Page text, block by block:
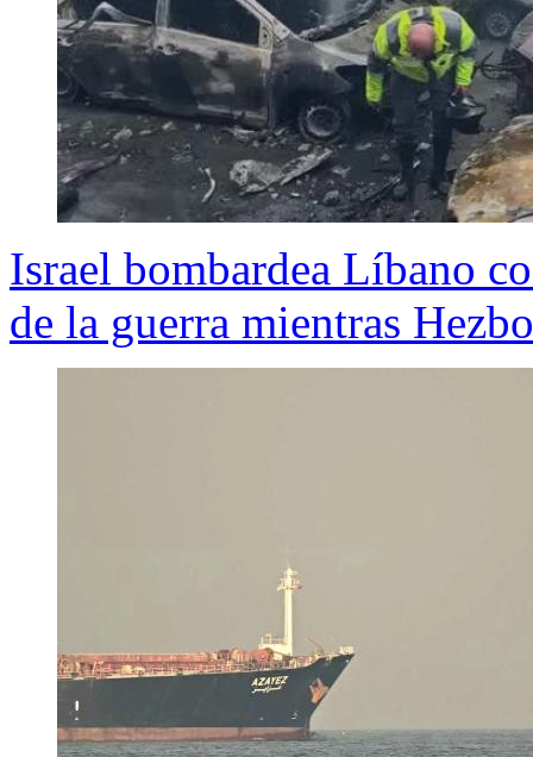
Israel bombardea Líbano
de la guerra mientras